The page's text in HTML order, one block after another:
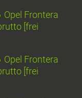
Opel Frontera
[frei
Opel Frontera
[frei